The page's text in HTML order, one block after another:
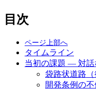
目次
タイムライン
当初の課題 — 対話
袋路状道路
開発条例の